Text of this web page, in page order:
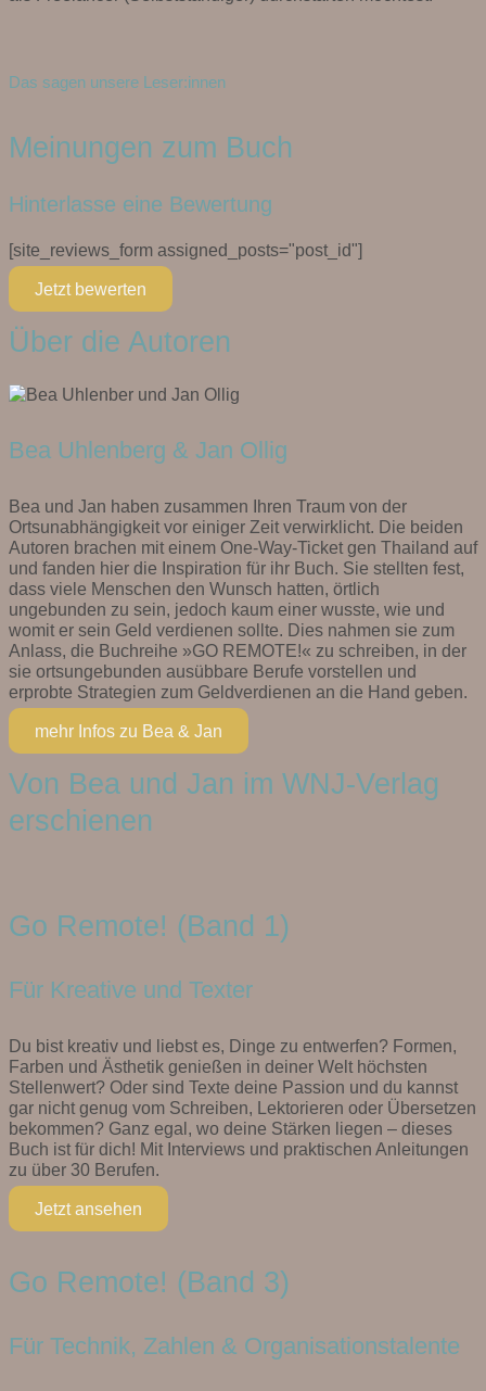
Das sagen unsere Leser:innen
Meinungen zum Buch
Hinterlasse eine Bewertung
[site_reviews_form assigned_posts="post_id"]
Jetzt bewerten
Über die Autoren
Bea Uhlenberg & Jan Ollig
Bea und Jan haben zusammen Ihren Traum von der
Ortsunabhängigkeit vor einiger Zeit verwirklicht. Die beiden
Autoren brachen mit einem One-Way-Ticket gen Thailand auf
und fanden hier die Inspiration für ihr Buch. Sie stellten fest,
dass viele Menschen den Wunsch hatten, örtlich
ungebunden zu sein, jedoch kaum einer wusste, wie und
womit er sein Geld verdienen sollte. Dies nahmen sie zum
Anlass, die Buchreihe »GO REMOTE!« zu schreiben, in der
sie ortsungebunden ausübbare Berufe vorstellen und
erprobte Strategien zum Geldverdienen an die Hand geben.
mehr Infos zu Bea & Jan
Von Bea und Jan im WNJ-Verlag
erschienen
Go Remote! (Band 1)
Für Kreative und Texter
Du bist kreativ und liebst es, Dinge zu entwerfen? Formen,
Farben und Ästhetik genießen in deiner Welt höchsten
Stellenwert? Oder sind Texte deine Passion und du kannst
gar nicht genug vom Schreiben, Lektorieren oder Übersetzen
bekommen? Ganz egal, wo deine Stärken liegen – dieses
Buch ist für dich! Mit Interviews und praktischen Anleitungen
zu über 30 Berufen.
Jetzt ansehen
Go Remote! (Band 3)
Für Technik, Zahlen & Organisationstalente